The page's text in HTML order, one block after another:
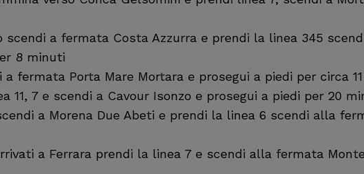
scendi a fermata Costa Azzurra e prendi la linea 345
8 minuti
a fermata Porta Mare Mortara e prosegui a piedi per circa
11, 7 e scendi a Cavour Isonzo e prosegui a piedi per 20
a Morena Due Abeti e prendi la linea 6 scendi alla
a Ferrara prendi la linea 7 e scendi alla fermata